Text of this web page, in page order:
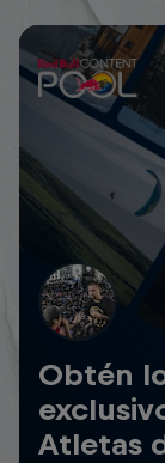
Obtén
Atletas